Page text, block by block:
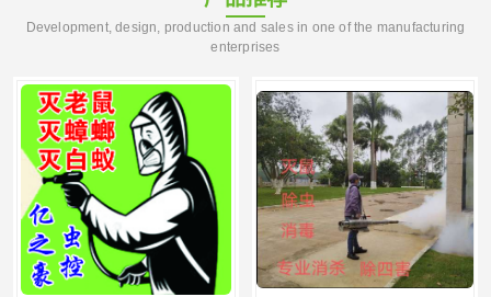
Development, design, production and sales in one of the manufacturing
enterprises